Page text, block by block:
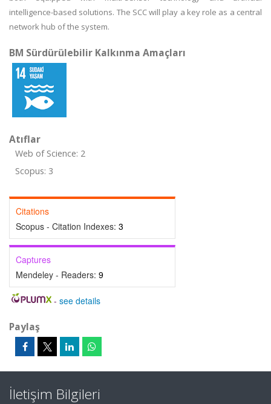
intelligence-based solutions. The SCC will play a key role as a central
network hub of the system.
BM Sürdürülebilir Kalkınma Amaçları
Atıflar
Web of Science: 2
Scopus: 3
Citations
Scopus - Citation Indexes: 3
Captures
Mendeley - Readers: 9
- see details
Paylaş
İletişim Bilgileri